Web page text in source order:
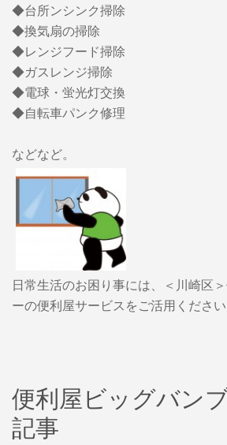
◆台所ンシンク掃除
◆換気扇の掃除
◆レンジフード掃除
◆ガスレンジ掃除
◆電球・蛍光灯交換
◆自転車パンク修理
などなど。
日常生活のお困り事には、＜川崎区
ーの便利屋サービスをご活用ください
便利屋ビッグバン
記事